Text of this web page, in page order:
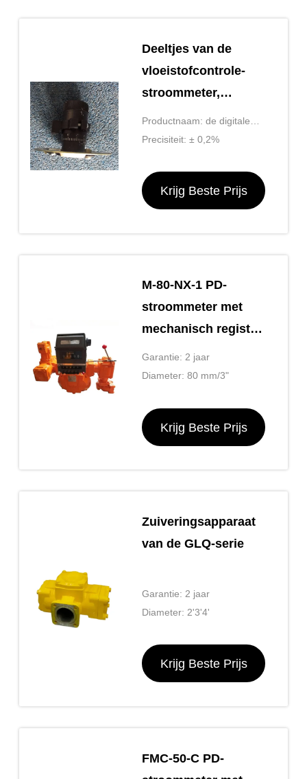
Deeltjes van de
vloeistofcontrole-
stroommeter,
kalibrator,
versnellingsbord,
Productnaam: de digitale
meter van de waterstroom
Precisiteit: ± 0,2%
Krijg Beste Prijs
M-80-NX-1 PD-
stroommeter met
mechanisch register,
vooraf ingesteld
register, strainer,
vooraf ingestelde
klep en ticketprint
Garantie: 2 jaar
Diameter: 80 mm/3"
Krijg Beste Prijs
Zuiveringsapparaat
van de GLQ-serie
Garantie: 2 jaar
Diameter: 2'3'4'
Krijg Beste Prijs
FMC-50-C PD-